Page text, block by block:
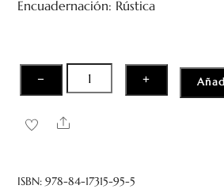
o
5
Encuadernación: Rústica
−
los
dobleces
realidad.
+
Share
ISBN:978-84-17315-95-5